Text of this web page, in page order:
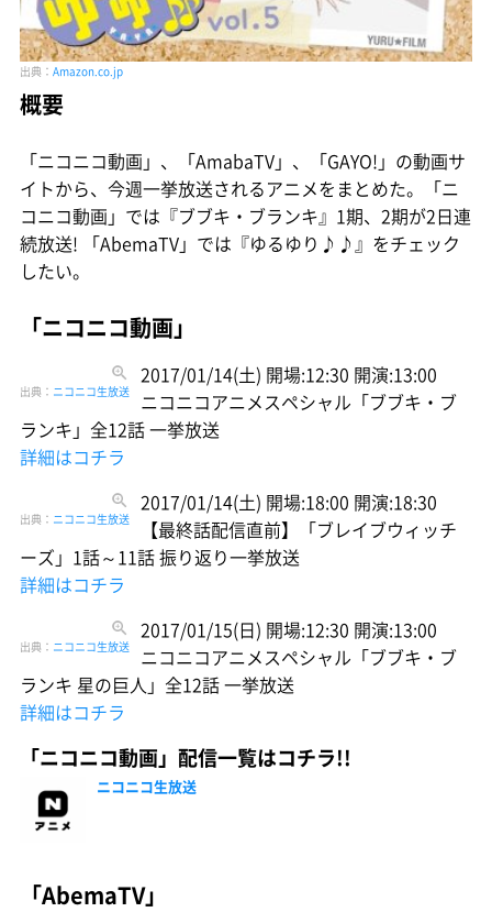
出典： Amazon.co.jp
概要
「ニコニコ動画」、「AmabaTV」、「GAYO!」の動画サ
イトから、今週一挙放送されるアニメをまとめた。「ニ
コニコ動画」では『ブブキ・ブランキ』1期、2期が2日連
続放送! 「AbemaTV」では『ゆるゆり♪♪』をチェック
したい。
「ニコニコ動画」
出典： ニコニコ生放送
2017/01/14(土) 開場:12:30 開演:13:00
ニコニコアニメスペシャル「ブブキ・ブ
ランキ」全12話 一挙放送
詳細はコチラ
出典： ニコニコ生放送
2017/01/14(土) 開場:18:00 開演:18:30
【最終話配信直前】「ブレイブウィッチ
ーズ」1話～11話 振り返り一挙放送
詳細はコチラ
出典： ニコニコ生放送
2017/01/15(日) 開場:12:30 開演:13:00
ニコニコアニメスペシャル「ブブキ・ブ
ランキ 星の巨人」全12話 一挙放送
詳細はコチラ
「ニコニコ動画」配信一覧はコチラ!!
ニコニコ生放送
「AbemaTV」